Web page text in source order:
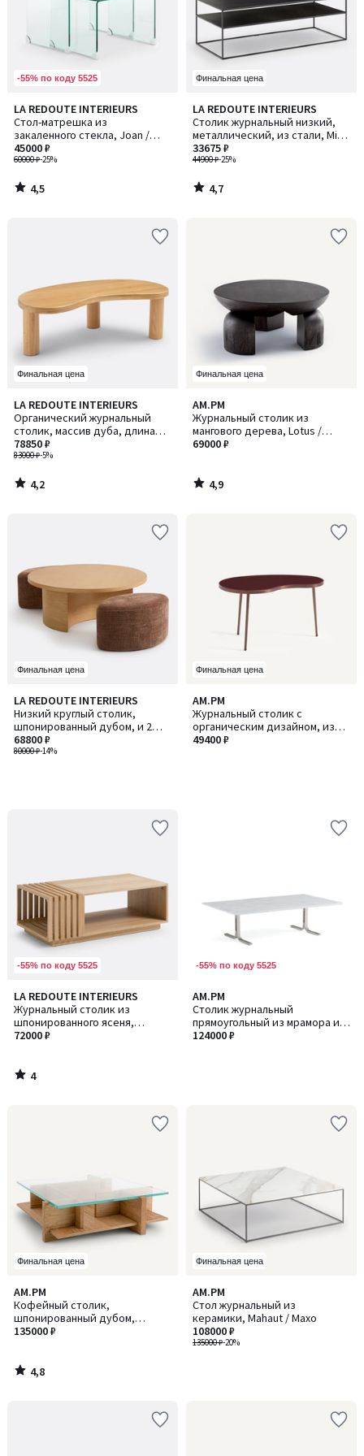
-55% по коду 5525
LA REDOUTE INTERIEURS
Стол-матрешка из
закаленного стекла, Joan /
Джоан
60000 ₽-25%
45000 ₽
4,5
/ 5
4,5
/
Финальная цена
LA REDOUTE INTERIEURS
Столик журнальный низкий,
металлический, из стали, Miva
/ Мива
44900 ₽-25%
33675 ₽
4,7
/ 5
4,7
/
Финальная цена
LA REDOUTE INTERIEURS
Органический журнальный
столик, массив дуба, длина
118 см, RODI / РОДИ
83000 ₽-5%
78850 ₽
4,2
/ 5
4,2
/
Финальная цена
AM.PM
Журнальный столик из
мангового дерева, Lotus /
Лотус
69000 ₽
4,9
/ 5
4,9
/
Финальная цена
LA REDOUTE INTERIEURS
Низкий круглый столик,
шпонированный дубом, и 2
пуфа, JEN / ДЖЕН
80000 ₽-14%
68800 ₽
Финальная цена
AM.PM
Журнальный столик с
органическим дизайном, из
стали и столешницей из
49400 ₽
-55% по коду 5525
LA REDOUTE INTERIEURS
Журнальный столик из
шпонированного ясеня,
Theonie / Теоние
72000 ₽
4
/
5
4
/
-55% по коду 5525
AM.PM
Столик журнальный
прямоугольный из мрамора и
124000 ₽
Финальная цена
AM.PM
Кофейный столик,
шпонированный дубом,
столешница из закаленного
135000 ₽
4,8
/ 5
4,8
/
Финальная цена
AM.PM
Стол журнальный из
керамики, Mahaut / Махо
135000 ₽-20%
108000 ₽